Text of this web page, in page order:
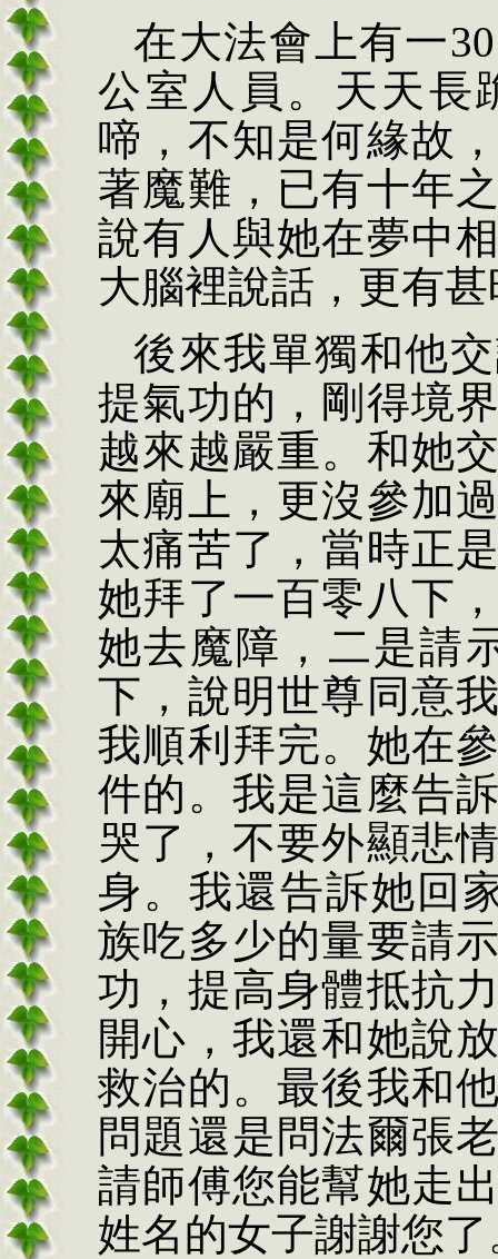
在大法會上有一30
公室人員。天天長
啼，不知是何緣故
著魔難，已有十年
說有人與她在夢中
大腦裡說話，更有
後來我單獨和他
提氣功的，剛得境
越來越嚴重。和她
來廟上，更沒參加
太痛苦了，當時正
她拜了一百零八下
她去魔障，二是請
下，說明世尊同意
我順利拜完。她在
件的。我是這麼告
哭了，不要外顯悲
身。我還告訴她回
族吃多少的量要請
功，提高身體抵抗
開心，我還和她說
救治的。最後我和
問題還是問法爾張
請師傅您能幫她走
姓名的女子謝謝您了